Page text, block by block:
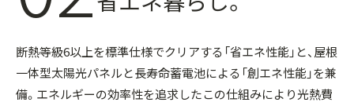
断熱等級6以上を標準仕様でクリアする「省エネ性能」と、屋根
一体型太陽光パネルと長寿命蓄電池による「創エネ性能」を兼
備。エネルギーの効率性を追求したこの仕組みにより光熱費